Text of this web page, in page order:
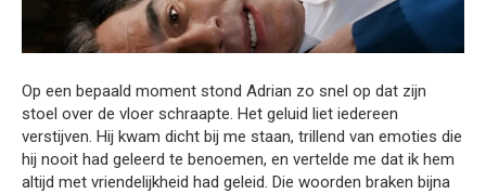
Op een bepaald moment stond Adrian zo snel op dat zijn
stoel over de vloer schraapte. Het geluid liet iedereen
verstijven. Hij kwam dicht bij me staan, trillend van emoties die
hij nooit had geleerd te benoemen, en vertelde me dat ik hem
altijd met vriendelijkheid had geleid. Die woorden braken bijna